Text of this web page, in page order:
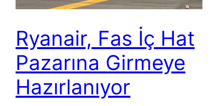
Ryanair, Fas İç Hat
Pazarına Girmeye
Hazırlanıyor